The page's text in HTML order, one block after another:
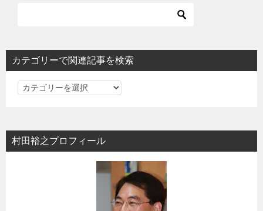
ョ
ン
カテゴリーで関連記事を検索
カ
リ
ー
村田裕之プロフィール